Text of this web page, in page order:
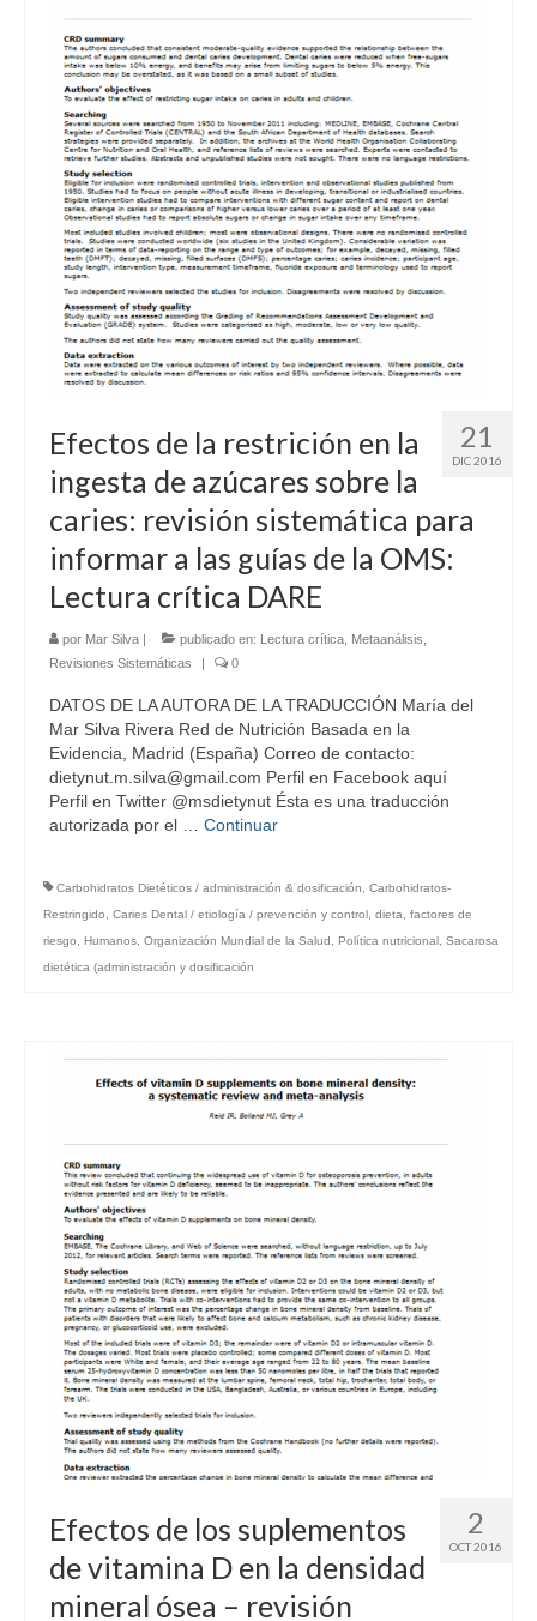
21
DIC 2016
Efectos de la restrición en la
ingesta de azúcares sobre la
caries: revisión sistemática para
informar a las guías de la OMS:
Lectura crítica DARE
por Mar Silva | publicado en: Lectura crítica Metaanálisis
Revisiones Sistemáticas
| 0
DATOS DE LA AUTORA DE LA TRADUCCIÓN María del
Mar Silva Rivera Red de Nutrición Basada en la
Evidencia, Madrid (España) Correo de contacto:
dietynut.m.silva@gmail.com Perfil en Facebook aquí
Perfil en Twitter @msdietynut Ésta es una traducción
autorizada por el … Continuar
Carbohidratos Dietéticos / administración & dosificación
Carbohidratos-
Restringido
Caries Dental / etiología / prevención y control dieta
factores de
riesgo
Humanos Organización Mundial de la Salud Política nutricional Sacarosa
dietética (administración y dosificación
2
OCT 2016
Efectos de los suplementos
de vitamina D en la densidad
mineral ósea – revisión